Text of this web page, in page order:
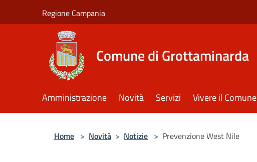
Regione Campania
Comune di Grottaminarda
Amministrazione Novità Servizi Vivere il Comune
Home > Novità > Notizie > Prevenzione West Nile